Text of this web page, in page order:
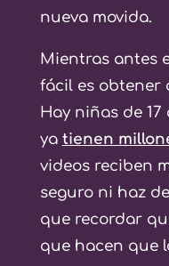
nueva movida.
Mientras antes
fácil es obtener
Hay niñas de
ya tienen
videos reciben
seguro ni haz
que recordar
que hacen que